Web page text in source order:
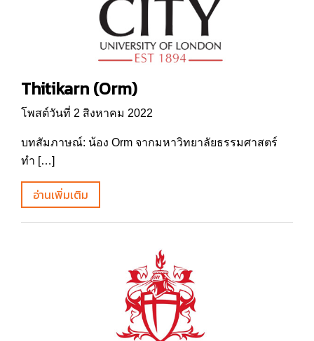
Thitikarn (Orm)
โพสต์วันที่ 2 สิงหาคม 2022
บทสัมภาษณ์: น้อง Orm จากมหาวิทยาลัยธรรมศาสตร์
ทำ […]
อ่านเพิ่มเติม